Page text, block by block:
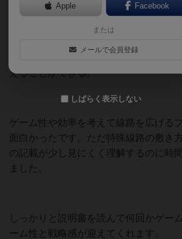
サイコロを使う紙ペンゲームで、3つ
わせを作る。1つは駅の開設、2つは線
り、条件が揃えば特殊線路を敷設して
えることができる。
ゲーム性や効率を考えて線路を広げる
面白かったです。ただ特殊線路の敷き
の記載が少し見にくく理解するのに時
ました。
しっかりと説明書を読んで何回かゲー
ーム性と戦略感が迎えてくれます。
Apple Facebook
または
メールで会員登録
しばらく表示しない